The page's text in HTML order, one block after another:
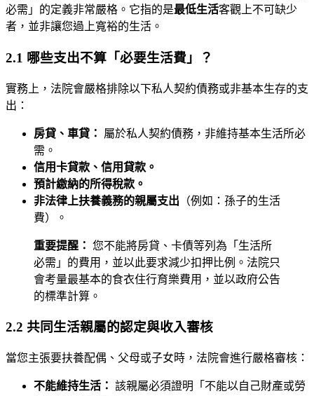
必需」的定義非常嚴格。它指的是最低生活客觀上不可缺少
者，並非讓您過上寬裕的生活。
2.1 哪些支出不算「必要生活費」？
實務上，法院會嚴格排除以下私人契約債務或非基本生存的支
出：
房貸、車貸：
屬於私人契約債務，非維持基本生活所必
需。
信用卡貸款、信用貸款。
預計繳納的所得稅款。
非法律上扶養義務的親屬支出 （例如：孫子的生活
費）。
重要提醒： 您不能將房貸、卡債等列為「生活所
必需」的費用，並以此要求減少扣押比例。法院只
會考量最基本的食衣住行育樂費用，並以政府公告
的標準計算。
2.2 共同生活親屬的認定與收入審核
當您主張要扶養配偶、父母或子女時，法院會進行嚴格審核：
不能維持生活： 該親屬必須證明「不能以自己財產或勞